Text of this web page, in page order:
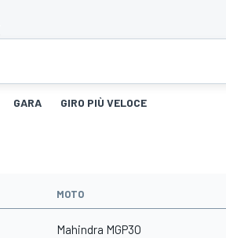
GARA GIRO PIÙ VELOCE
MOTO
Mahindra MGP3O